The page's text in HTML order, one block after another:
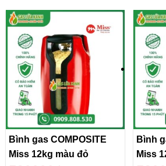
Bình gas COMPOSITE
Miss 12kg màu đỏ
Bình
Miss